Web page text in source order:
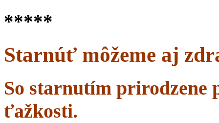
*****
Starnúť môžeme aj
So starnutím prirodzene
ťažkosti.